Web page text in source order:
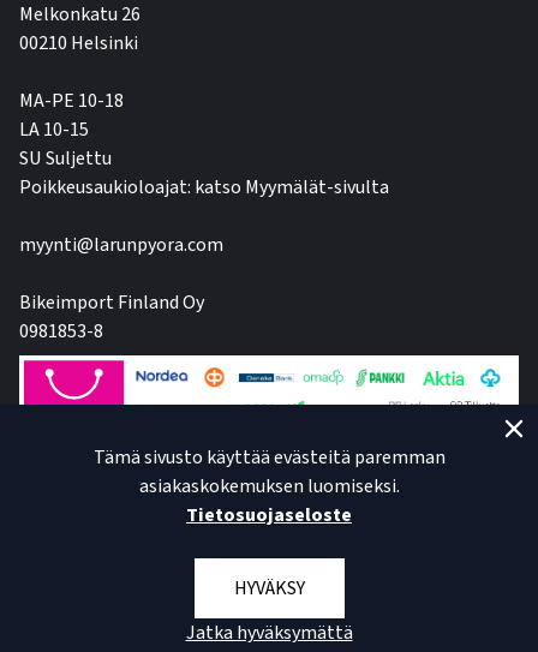
Melkonkatu 26
00210 Helsinki
MA-PE 10-18
LA 10-15
SU Suljettu
Poikkeusaukioloajat: katso Myymälät-sivulta
myynti@larunpyora.com
Bikeimport Finland Oy
0981853-8
Tämä sivusto käyttää evästeitä paremman
asiakaskokemuksen luomiseksi.
Tietosuojaseloste
HYVÄKSY
Jatka hyväksymättä